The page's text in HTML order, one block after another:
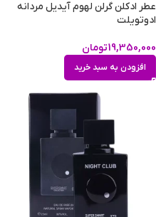
عطر ادکلن گرلن لهوم آیدیل مردانه
ادوتویلت
19,350,000تومان
افزودن به سبد خرید